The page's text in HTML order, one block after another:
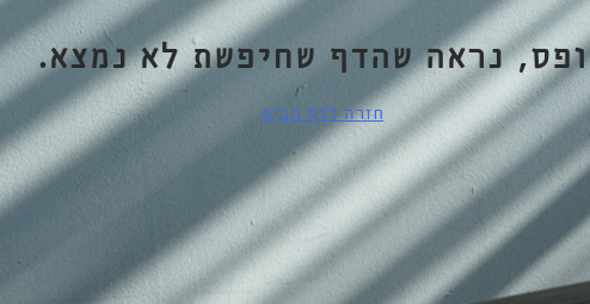
נראה שהדף שחיפשת לא נמצא.
חזרה לדף הבית